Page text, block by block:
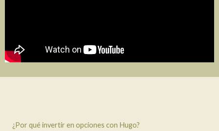
¿Por qué invertir en opciones con Hugo?